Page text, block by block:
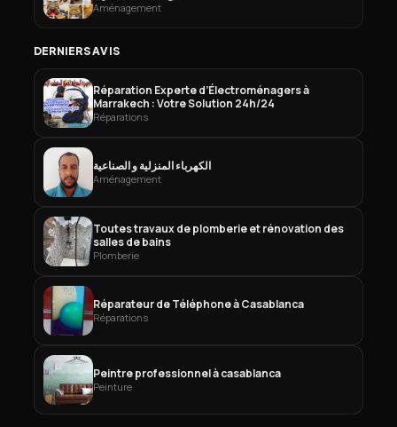
Aménagement
DERNIERS AVIS
Réparation Experte d’Électroménagers à
Marrakech : Votre Solution 24h/24
Réparations
الكهرباء المنزلية و الصناعية
Aménagement
Toutes travaux de plomberie et rénovation des
salles de bains
Plomberie
Réparateur de Téléphone à Casablanca
Réparations
Peintre professionnel à casablanca
Peinture